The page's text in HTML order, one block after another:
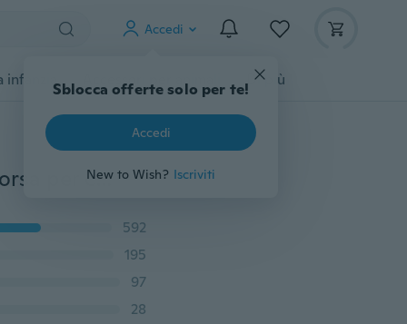
Accedi
Sblocca offerte solo per te!
Accedi
New to Wish? Iscriviti
infanzia Accessori per animali Di più
1 borsa multifunzione per borsetta per borsetta per borsa per cosmetici con inserto per telefono nella custodia per borse
592
195
97
28